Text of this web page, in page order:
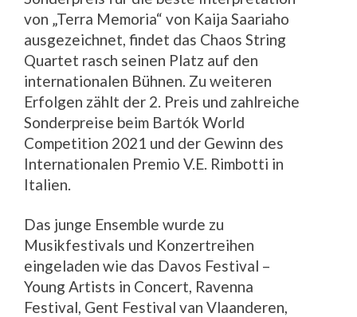
von „Terra Memoria“ von Kaija Saariaho
ausgezeichnet, findet das Chaos String
Quartet rasch seinen Platz auf den
internationalen Bühnen. Zu weiteren
Erfolgen zählt der 2. Preis und zahlreiche
Sonderpreise beim Bartók World
Competition 2021 und der Gewinn des
Internationalen Premio V.E. Rimbotti in
Italien.
Das junge Ensemble wurde zu
Musikfestivals und Konzertreihen
eingeladen wie das Davos Festival –
Young Artists in Concert, Ravenna
Festival, Gent Festival van Vlaanderen,